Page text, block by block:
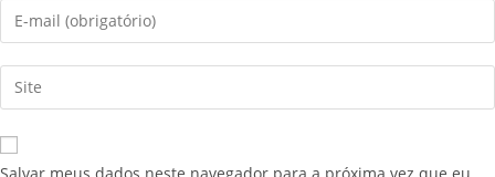
Salvar meus dados neste navegador para a próxima vez que eu